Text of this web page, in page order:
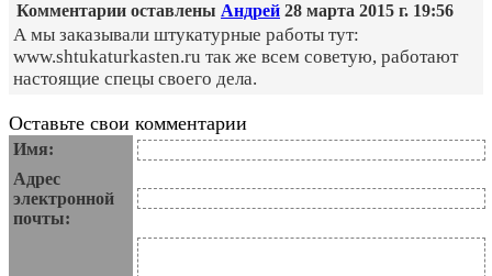
Комментарии оставлены Андрей 28 марта 2015 г. 19:56
А мы заказывали штукатурные работы тут:
www.shtukaturkasten.ru так же всем советую, работают
настоящие спецы своего дела.
Оставьте свои комментарии
Имя:
Адрес
электронной
почты: